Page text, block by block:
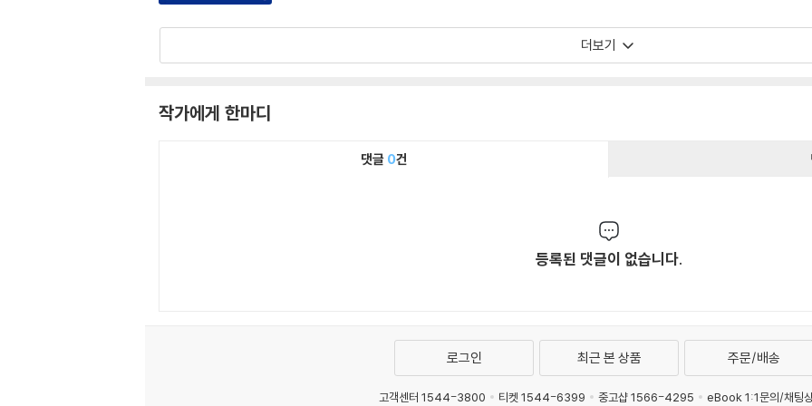
더보기
작가에게 한마디
댓글 0건
등록된 댓글이 없습니다.
로그인 최근 본 상품 주문/배송
고객센터 1544-3800 티켓 1544-6399 중고샵 1566-4295 eBook 1:1문의/채팅